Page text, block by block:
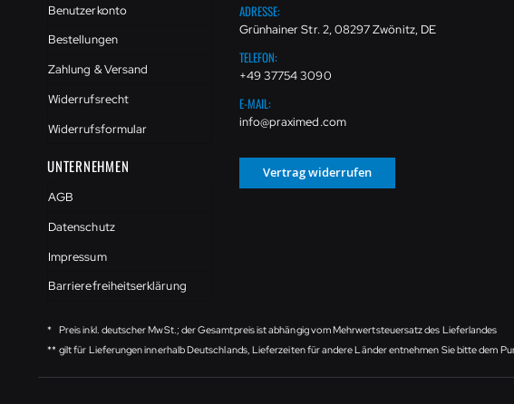
Benutzerkonto
Bestellungen
Zahlung & Versand
Widerrufsrecht
Widerrufsformular
UNTERNEHMEN
AGB
Datenschutz
Impressum
Barrierefreiheitserklärung
ADRESSE:
Grünhainer Str. 2, 08297 Zwönitz, DE
TELEFON:
+49 37754 3090
E-MAIL:
info@praximed.com
Vertrag widerrufen
* Preis inkl. deutscher MwSt.; der Gesamtpreis ist abhängig vom Mehrwertsteuersatz des Lieferlandes
** gilt für Lieferungen innerhalb Deutschlands, Lieferzeiten für andere Länder entnehmen Sie bitte dem